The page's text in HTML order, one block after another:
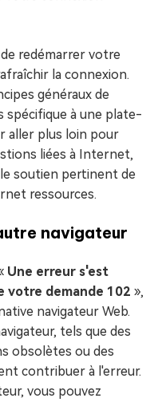
redémarrer votre
la connexion.
généraux de
spécifique à une plate-
aller plus loin pour
liées à Internet,
soutien pertinent de
ressources.
navigateur
Une erreur s'est
votre demande 102 »,
navigateur Web.
tels que des
obsolètes ou des
contribuer à l'erreur.
vous pouvez